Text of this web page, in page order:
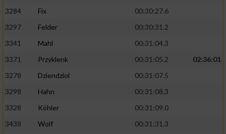
3284
Fix
00:30:27.6
3297
Felder
00:30:31.2
3341
Mahl
00:31:04.3
3371
Przyklenk 00:31:05.2
02:36:01
3278
Dziendziol
00:31:07.5
3298
Hahn
00:31:08.3
3328
Köhler
00:31:09.0
3438
Wolf
00:31:31.3